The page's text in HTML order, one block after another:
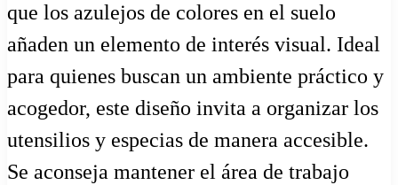
que los azulejos de colores en el suelo
añaden un elemento de interés visual. Ideal
para quienes buscan un ambiente práctico y
acogedor, este diseño invita a organizar los
utensilios y especias de manera accesible.
Se aconseja mantener el área de trabajo